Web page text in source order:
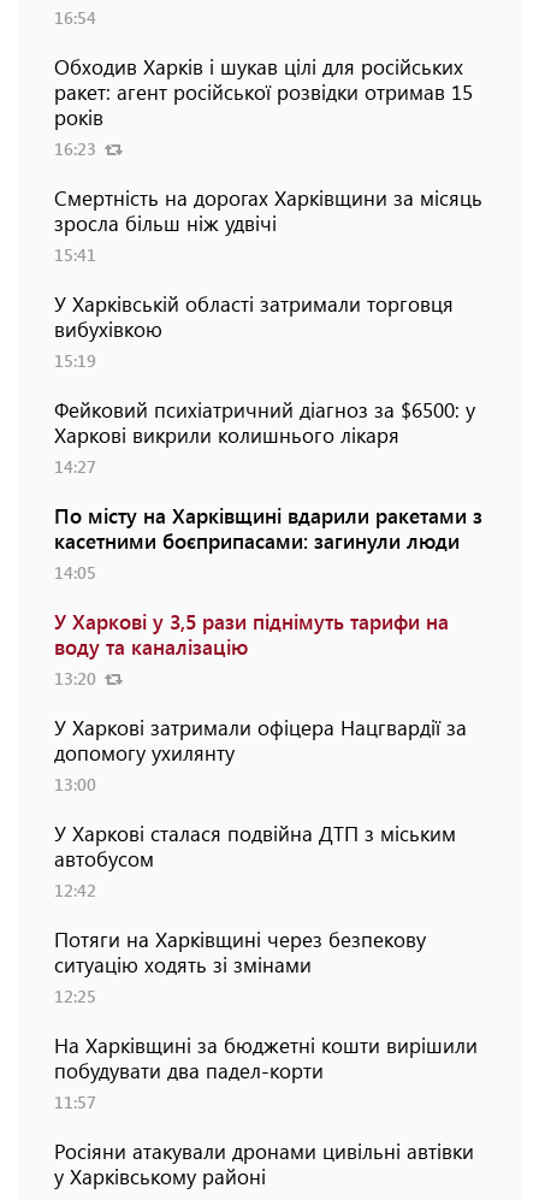
16:54
Обходив Харків і шукав цілі для російських
ракет: агент російської розвідки отримав 15
років
16:23
Смертність на дорогах Харківщини за місяць
зросла більш ніж удвічі
15:41
У Харківській області затримали торговця
вибухівкою
15:19
Фейковий психіатричний діагноз за $6500: у
Харкові викрили колишнього лікаря
14:27
По місту на Харківщині вдарили ракетами з
касетними боєприпасами: загинули люди
14:05
У Харкові у 3,5 рази піднімуть тарифи на
воду та каналізацію
13:20
У Харкові затримали офіцера Нацгвардії за
допомогу ухилянту
13:00
У Харкові сталася подвійна ДТП з міським
автобусом
12:42
Потяги на Харківщині через безпекову
ситуацію ходять зі змінами
12:25
На Харківщині за бюджетні кошти вирішили
побудувати два падел-корти
11:57
Росіяни атакували дронами цивільні автівки
у Харківському районі